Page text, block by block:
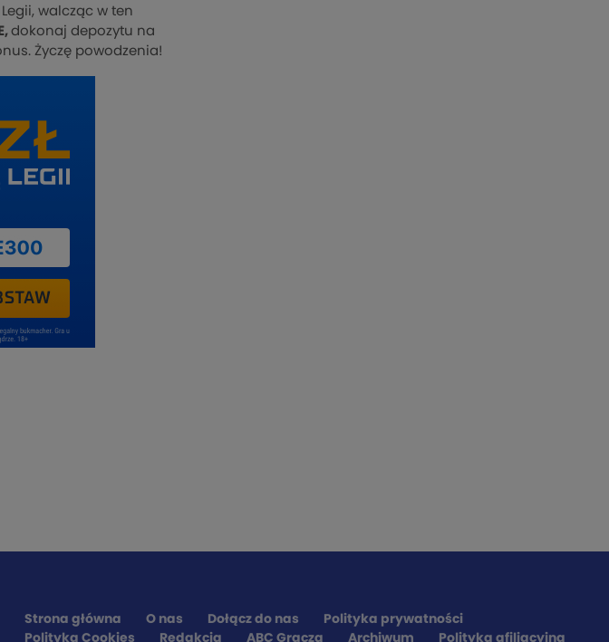
walcząc w ten
dokonaj depozytu na
Życzę powodzenia!
Strona główna O nas Dołącz do nas
Polityka prywatności
Polityka Cookies
Redakcja ABC Gracza Archiwum Polityka afiliacyjna